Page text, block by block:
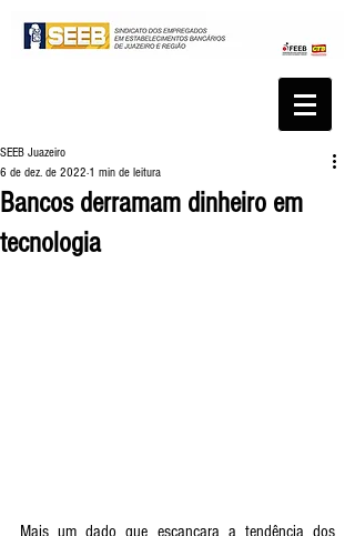
Bancos derramam dinheiro em
tecnologia
SEEB Juazeiro
6 de dez. de 2022 1 min de leitura
Mais um dado que escancara a tendência dos